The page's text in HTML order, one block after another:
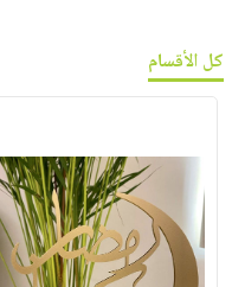
كل الأقسام